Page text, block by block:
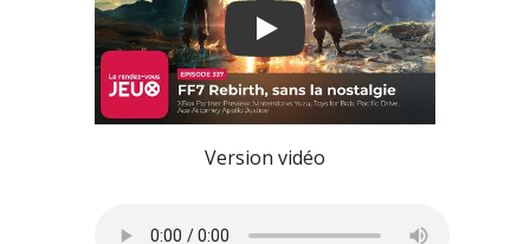
Play
Version vidéo